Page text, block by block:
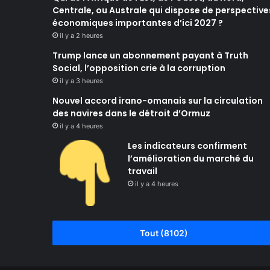
Centrale, ou Australe qui dispose de
économiques importantes d’ici 2027 ?
il y a 2 heures
Trump lance un abonnement payant à Truth
Social, l’opposition crie à la corruption
il y a 3 heures
Nouvel accord irano-omanais sur la circulation
des navires dans le détroit d’Ormuz
il y a 4 heures
Les indicateurs confirment
l’amélioration du marché du
travail
il y a 4 heures
Tout (8102)